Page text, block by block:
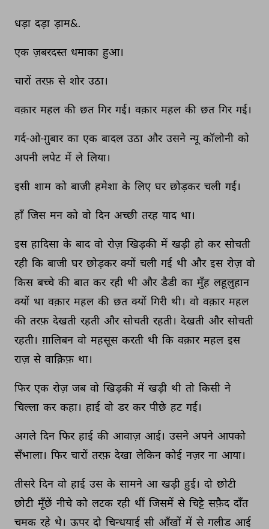
धड़ा दड़ा ड़ाम&.
एक ज़बरदस्त धमाका हुआ।
चारों तरफ़ से शोर उठा।
वक़ार महल की छत गिर गई। वक़ार महल की छत गिर गई।
गर्द-ओ-ग़ुबार का एक बादल उठा और उसने न्यू कॉलोनी को
अपनी लपेट में ले लिया।
इसी शाम को बाजी हमेशा के लिए घर छोड़कर चली गई।
हाँ जिस मन को वो दिन अच्छी तरह याद था।
इस हादिसा के बाद वो रोज़ खिड़की में खड़ी हो कर सोचती
रही कि बाजी घर छोड़कर क्यों चली गई थी और इस रोज़ वो
किस बच्चे की बात कर रही थी और डैडी का मुँह लहूलुहान
क्यों था वक़ार महल की छत क्यों गिरी थी। वो वक़ार महल
की तरफ़ देखती रहती और सोचती रहती। देखती और सोचती
रहती। ग़ालिबन वो महसूस करती थी कि वक़ार महल इस
राज़ से वाक़िफ़ था।
फिर एक रोज़ जब वो खिड़की में खड़ी थी तो किसी ने
चिल्ला कर कहा। हाई वो डर कर पीछे हट गई।
अगले दिन फिर हाई की आवाज़ आई। उसने अपने आपको
सँभाला। फिर चारों तरफ़ देखा लेकिन कोई नज़र ना आया।
तीसरे दिन वो हाई उस के सामने आ खड़ी हुई। दो छोटी
छोटी मूँछें नीचे को लटक रही थीं जिसमें से चिट्टे सफ़ैद दाँत
चमक रहे थे। ऊपर दो चिन्धयाई सी आँखों में से गलीड आई